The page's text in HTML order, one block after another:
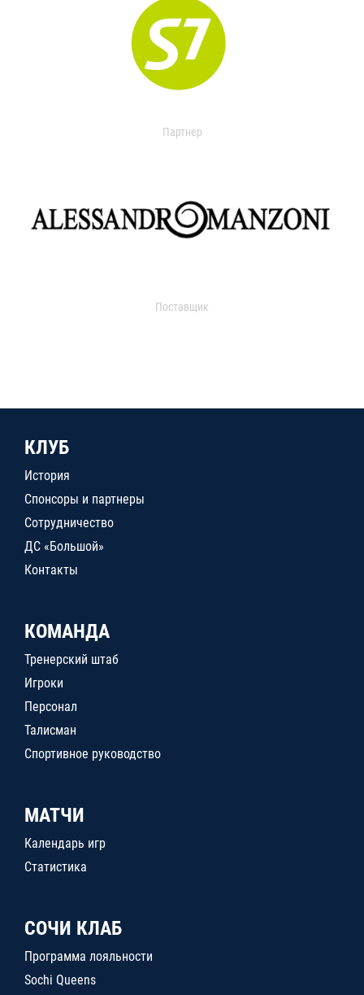
Партнер
Поставщик
КЛУБ
История
Спонсоры и партнеры
Сотрудничество
ДС «Большой»
Контакты
КОМАНДА
Тренерский штаб
Игроки
Персонал
Талисман
Спортивное руководство
МАТЧИ
Календарь игр
Статистика
СОЧИ КЛАБ
Программа лояльности
Sochi Queens